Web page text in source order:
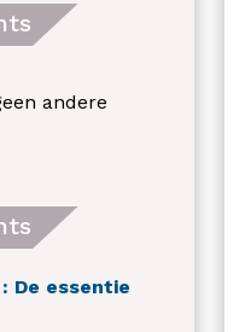
andere
De essentie